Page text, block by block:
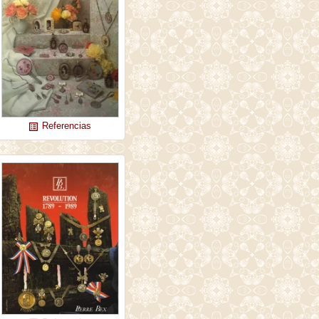
list_alt Referencias